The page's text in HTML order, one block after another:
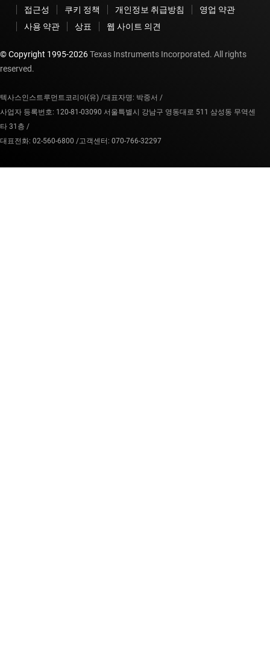
접근성 쿠키 정책 개인정보 취급방침
영업 약관
사용 약관
상표 웹 사이트 의견
© Copyright 1995-2026Texas Instruments Incorporated. All rights
reserved.
텍사스인스트루먼트코리아(유) /대표자명: 박중서 /
사업자 등록번호: 120-81-03090 서울특별시 강남구 영동대로 511 삼성동 무역센
타 31층 /
대표전화: 02-560-6800 /고객센터: 070-766-32297